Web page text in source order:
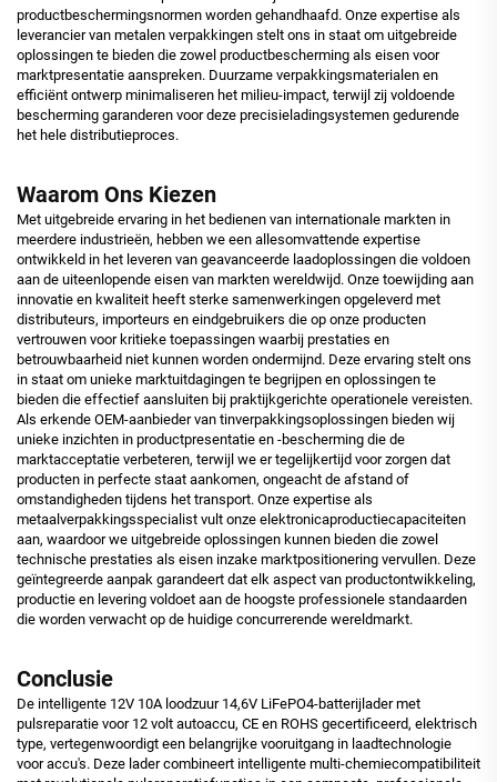
productbeschermingsnormen worden gehandhaafd. Onze expertise als
leverancier van metalen verpakkingen stelt ons in staat om uitgebreide
oplossingen te bieden die zowel productbescherming als eisen voor
marktpresentatie aanspreken. Duurzame verpakkingsmaterialen en
efficiënt ontwerp minimaliseren het milieu-impact, terwijl zij voldoende
bescherming garanderen voor deze precisieladingsystemen gedurende
het hele distributieproces.
Waarom Ons Kiezen
Met uitgebreide ervaring in het bedienen van internationale markten in
meerdere industrieën, hebben we een allesomvattende expertise
ontwikkeld in het leveren van geavanceerde laadoplossingen die voldoen
aan de uiteenlopende eisen van markten wereldwijd. Onze toewijding aan
innovatie en kwaliteit heeft sterke samenwerkingen opgeleverd met
distributeurs, importeurs en eindgebruikers die op onze producten
vertrouwen voor kritieke toepassingen waarbij prestaties en
betrouwbaarheid niet kunnen worden ondermijnd. Deze ervaring stelt ons
in staat om unieke marktuitdagingen te begrijpen en oplossingen te
bieden die effectief aansluiten bij praktijkgerichte operationele vereisten.
Als erkende OEM-aanbieder van tinverpakkingsoplossingen bieden wij
unieke inzichten in productpresentatie en -bescherming die de
marktacceptatie verbeteren, terwijl we er tegelijkertijd voor zorgen dat
producten in perfecte staat aankomen, ongeacht de afstand of
omstandigheden tijdens het transport. Onze expertise als
metaalverpakkingsspecialist vult onze elektronicaproductiecapaciteiten
aan, waardoor we uitgebreide oplossingen kunnen bieden die zowel
technische prestaties als eisen inzake marktpositionering vervullen. Deze
geïntegreerde aanpak garandeert dat elk aspect van productontwikkeling,
productie en levering voldoet aan de hoogste professionele standaarden
die worden verwacht op de huidige concurrerende wereldmarkt.
Conclusie
De intelligente 12V 10A loodzuur 14,6V LiFePO4-batterijlader met
pulsreparatie voor 12 volt autoaccu, CE en ROHS gecertificeerd, elektrisch
type, vertegenwoordigt een belangrijke vooruitgang in laadtechnologie
voor accu's. Deze lader combineert intelligente multi-chemiecompatibiliteit